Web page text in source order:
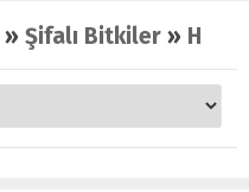
» Şifalı Bitkiler » Haşhaş